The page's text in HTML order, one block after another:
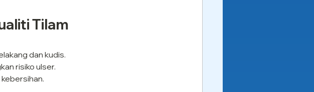
Tilam
dan kudis.
risiko ulser.